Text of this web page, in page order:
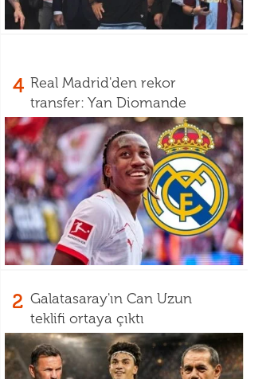
4 Real Madrid'den rekor
transfer: Yan Diomande
2 Galatasaray'ın Can Uzun
teklifi ortaya çıktı